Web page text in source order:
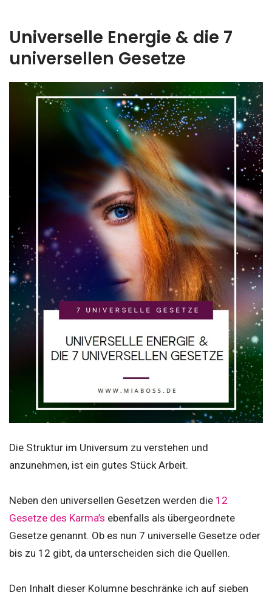
Universelle Energie & die 7
universellen Gesetze
Die Struktur im Universum zu verstehen und
anzunehmen, ist ein gutes Stück Arbeit.
Neben den universellen Gesetzen werden die 12
Gesetze des Karma’s ebenfalls als übergeordnete
Gesetze genannt. Ob es nun 7 universelle Gesetze oder
bis zu 12 gibt, da unterscheiden sich die Quellen.
Den Inhalt dieser Kolumne beschränke ich auf sieben